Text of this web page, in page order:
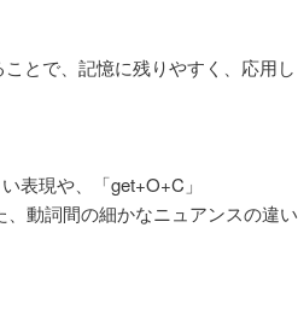
とで、記憶に残りやすく、応用し
表現や、「get+O+C」
動詞間の細かなニュアンスの違い